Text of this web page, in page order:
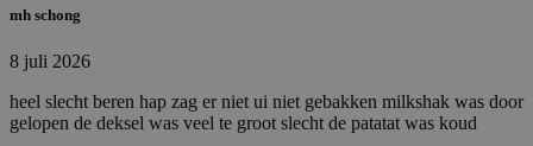
mh schong
8 juli 2026
heel slecht beren hap zag er niet ui niet gebakken milkshak was door
gelopen de deksel was veel te groot slecht de patatat was koud